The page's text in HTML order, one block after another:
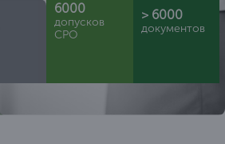
6000
допусков
СРО
> 6000
документов